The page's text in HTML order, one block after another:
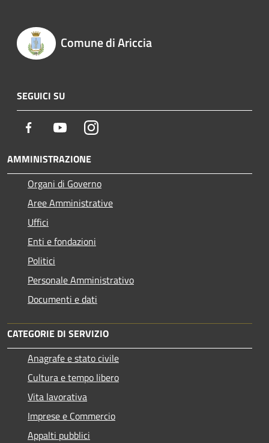
Comune di Ariccia
SEGUICI SU
Facebook YoutubeInstagram
AMMINISTRAZIONE
Organi di Governo
Aree Amministrative
Uffici
Enti e fondazioni
Politici
Personale Amministrativo
Documenti e dati
CATEGORIE DI SERVIZIO
Anagrafe e stato civile
Cultura e tempo libero
Vita lavorativa
Imprese e Commercio
Appalti pubblici